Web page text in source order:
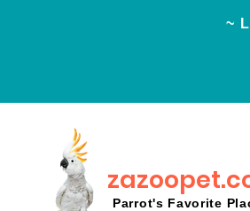
~
Parrot's Favorite